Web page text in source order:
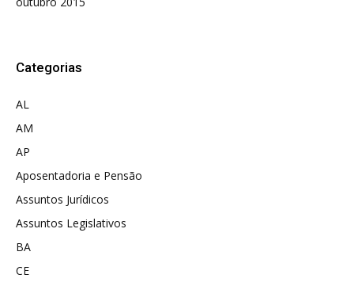
Categorias
AL
AM
AP
Aposentadoria e Pensão
Assuntos Jurídicos
Assuntos Legislativos
BA
CE